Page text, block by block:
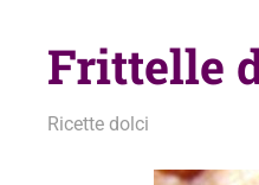
Frittelle
19 Marzo 2010
admin
Ricette dolci